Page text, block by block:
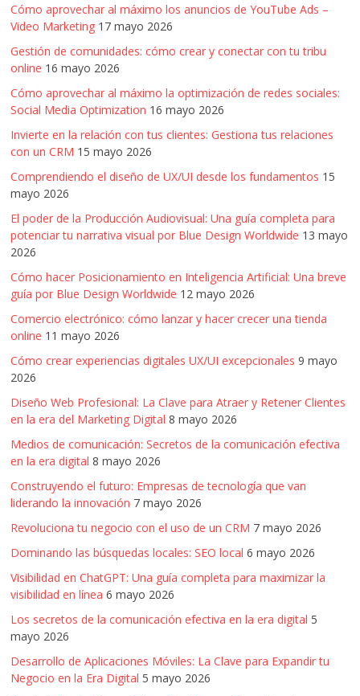
Cómo aprovechar al máximo los anuncios de YouTube Ads –
Video Marketing 17 mayo 2026
Gestión de comunidades: cómo crear y conectar con tu tribu
online 16 mayo 2026
Cómo aprovechar al máximo la optimización de redes sociales:
Social Media Optimization 16 mayo 2026
Invierte en la relación con tus clientes: Gestiona tus relaciones
con un CRM 15 mayo 2026
Comprendiendo el diseño de UX/UI desde los fundamentos 15
mayo 2026
El poder de la Producción Audiovisual: Una guía completa para
potenciar tu narrativa visual por Blue Design Worldwide 13 mayo
2026
Cómo hacer Posicionamiento en Inteligencia Artificial: Una breve
guía por Blue Design Worldwide 12 mayo 2026
Comercio electrónico: cómo lanzar y hacer crecer una tienda
online 11 mayo 2026
Cómo crear experiencias digitales UX/UI excepcionales 9 mayo
2026
Diseño Web Profesional: La Clave para Atraer y Retener Clientes
en la era del Marketing Digital 8 mayo 2026
Medios de comunicación: Secretos de la comunicación efectiva
en la era digital 8 mayo 2026
Construyendo el futuro: Empresas de tecnología que van
liderando la innovación 7 mayo 2026
Revoluciona tu negocio con el uso de un CRM 7 mayo 2026
Dominando las búsquedas locales: SEO local 6 mayo 2026
Visibilidad en ChatGPT: Una guía completa para maximizar la
visibilidad en línea 6 mayo 2026
Los secretos de la comunicación efectiva en la era digital 5
mayo 2026
Desarrollo de Aplicaciones Móviles: La Clave para Expandir tu
Negocio en la Era Digital 5 mayo 2026